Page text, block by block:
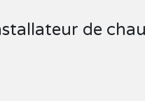
de